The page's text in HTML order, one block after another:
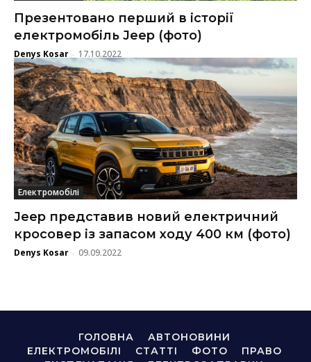
Презентовано перший в історії
електромобіль Jeep (фото)
Denys Kosar - 17.10.2022
Електромобілі
Jeep представив новий електричний
кросовер із запасом ходу 400 км (фото)
Denys Kosar - 09.09.2022
ГОЛОВНА
АВТОНОВИНИ
ЕЛЕКТРОМОБІЛІ
СТАТТІ ФОТО
ПРАВО